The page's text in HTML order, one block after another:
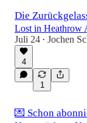
Die
Lost in Heathrow
Juli 24 • Jochen
4
1
💌 Schon